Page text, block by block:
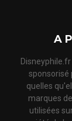
A
sponsorisé
quelles
marques
utilisées